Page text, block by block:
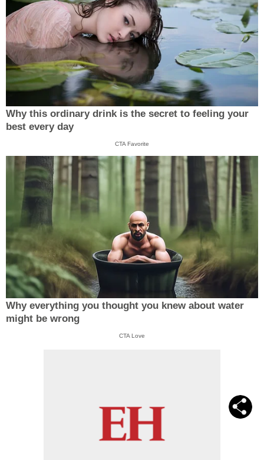
Why this ordinary drink is the secret to feeling your
best every day
CTA Favorite
Why everything you thought you knew about water
might be wrong
CTA Love